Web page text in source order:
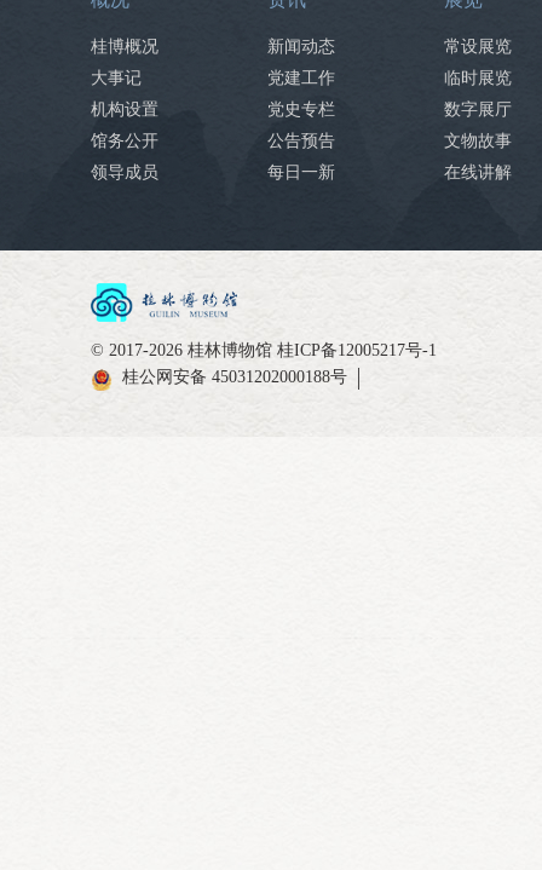
桂博概况
大事记
机构设置
馆务公开
领导成员
新闻动态
党建工作
党史专栏
公告预告
每日一新
常设展览
临时展览
数字展厅
文物故事
在线讲解
© 2017-2026 桂林博物馆 桂ICP备12005217号-1
桂公网安备 45031202000188号